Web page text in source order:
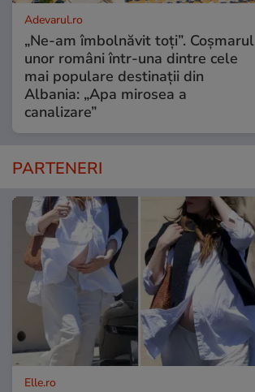
Adevarul.ro
„Ne-am îmbolnăvit toți”. Coșmarul
unor români într-una dintre cele
mai populare destinații din
Albania: „Apa mirosea a
canalizare”
PARTENERI
Elle.ro